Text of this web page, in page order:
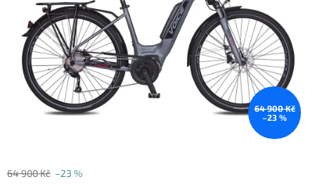
64 900 Kč
–23 %
64 900 Kč –23 %